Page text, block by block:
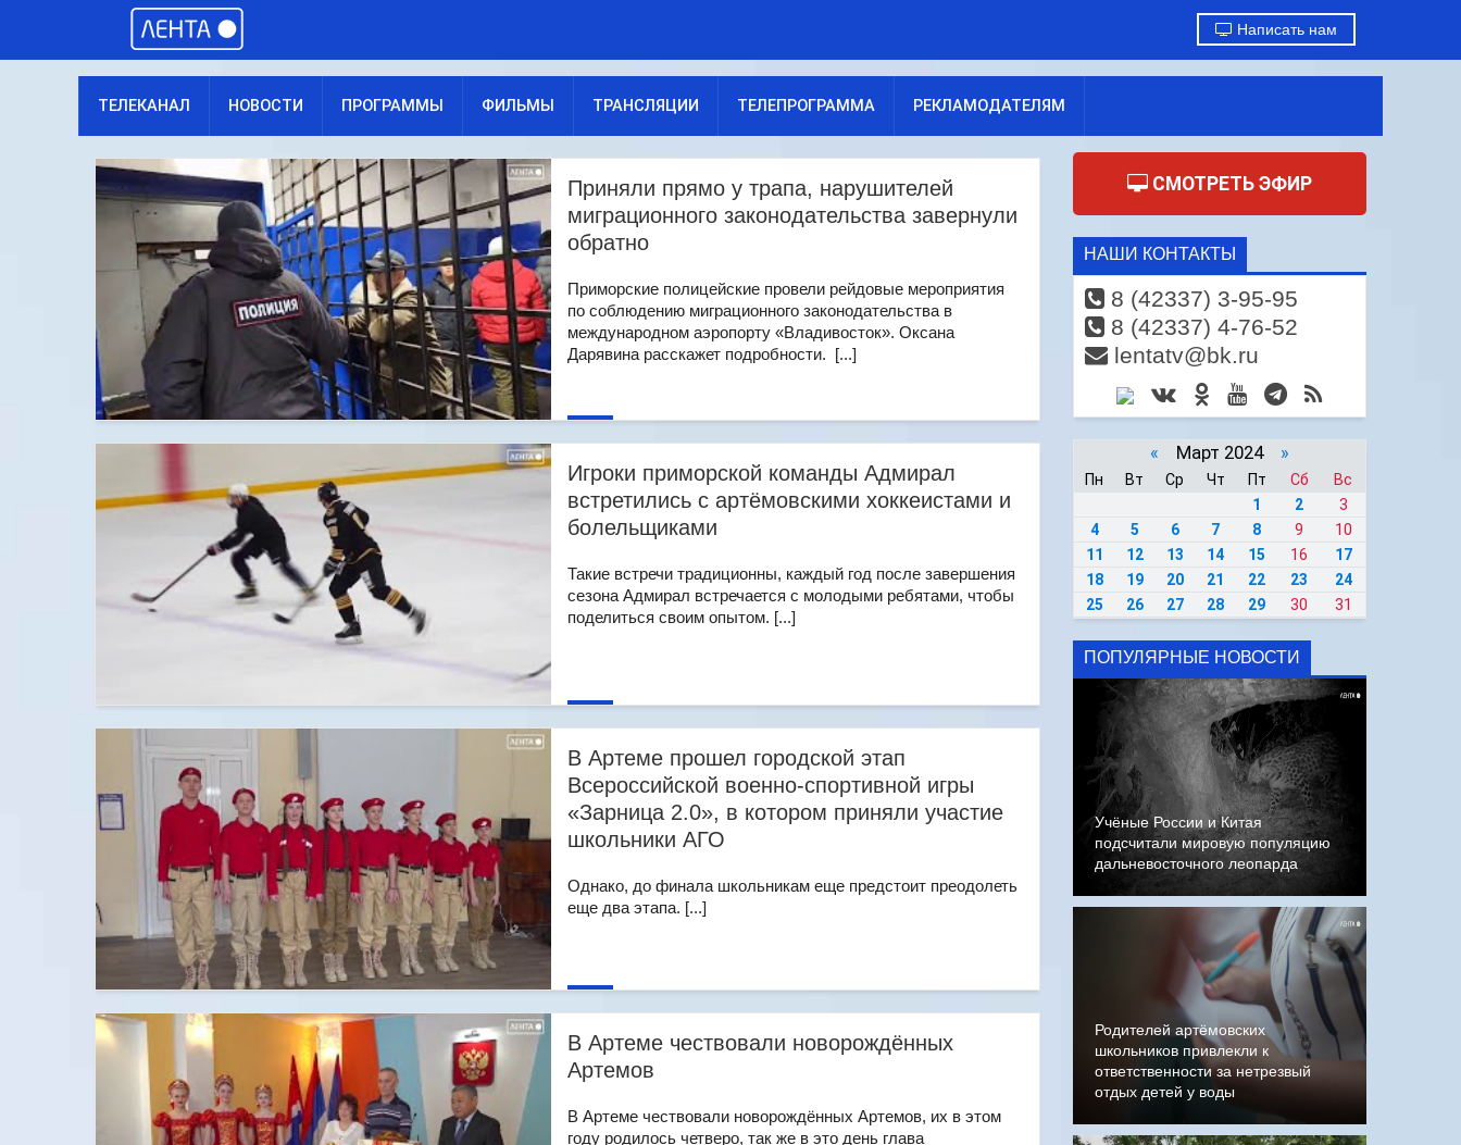
Написать нам
ТЕЛЕКАНАЛ НОВОСТИ ПРОГРАММЫ ФИЛЬМЫ ТРАНСЛЯЦИИ ТЕЛЕПРОГРАММА РЕКЛАМОДАТЕЛЯМ
Приняли прямо у трапа, нарушителей
миграционного законодательства завернули
обратно
Приморские полицейские провели рейдовые мероприятия
по соблюдению миграционного законодательства в
международном аэропорту «Владивосток». Оксана
Дарявина расскажет подробности. [...]
Игроки приморской команды Адмирал
встретились с артёмовскими хоккеистами и
болельщиками
Такие встречи традиционны, каждый год после завершения
сезона Адмирал встречается с молодыми ребятами, чтобы
поделиться своим опытом. [...]
В Артеме прошел городской этап
Всероссийской военно-спортивной игры
«Зарница 2.0», в котором приняли участие
школьники АГО
Однако, до финала школьникам еще предстоит преодолеть
еще два этапа. [...]
В Артеме чествовали новорождённых
Артемов
В Артеме чествовали новорождённых Артемов, их в этом
году родилось четверо, так же в это день глава
СМОТРЕТЬ ЭФИР
НАШИ КОНТАКТЫ
8 (42337) 3-95-95
8 (42337) 4-76-52
lentatv@bk.ru
« Март 2024 »
Пн Вт Ср Чт Пт Сб
Вс
1
2
3
4
5 6 7 8 9
10
11
12 13 14 15 16
17
18
19 20 21 22 23
24
25
26 27 28 29 30 31
ПОПУЛЯРНЫЕ НОВОСТИ
Учёные России и Китая
подсчитали мировую популяцию
дальневосточного леопарда
Родителей артёмовских
школьников привлекли к
ответственности за нетрезвый
отдых детей у воды